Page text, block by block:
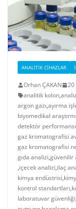
ANALITIK CIHAZLAR
Orhan ÇAKAN 20
analitik kolon,
argon gazı,ayırma
biyomedikal
detektör performansı
gaz kromatografisi
gaz kromatografisi
gıda analizi,güvenilir
,içecek analizi,ilaç
kimya endüstrisi,
kontrol standartları,
laboratuvar güvenliği,